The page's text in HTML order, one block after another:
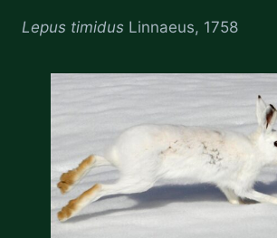
Lepus timidus Linnaeus, 1758